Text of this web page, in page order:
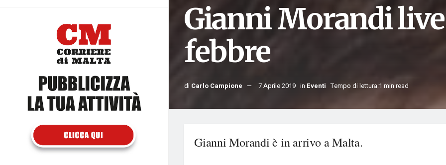
Gianni Morandi
febbre
di Carlo Campione 7 Aprile 2019 in Eventi Tempo di lettura:1 min read
Gianni Morandi è in arrivo a Malta.